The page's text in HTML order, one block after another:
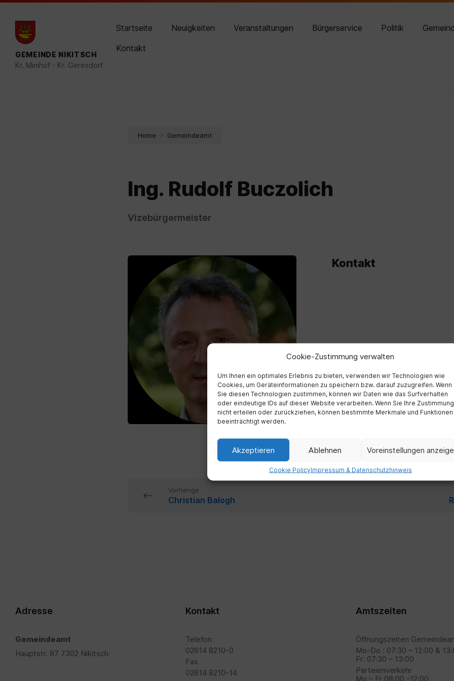
Cookie-Zustimmung verwalten
Um Ihnen ein optimales Erlebnis zu bieten, verwenden wir Technologien wie
Cookies, um Geräteinformationen zu speichern bzw. darauf zuzugreifen. Wenn
Sie diesen Technologien zustimmen, können wir Daten wie das Surfverhalten
oder eindeutige IDs auf dieser Website verarbeiten. Wenn Sie Ihre Zustimmung
nicht erteilen oder zurückziehen, können bestimmte Merkmale und Funktionen
beeinträchtigt werden.
Akzeptieren Ablehnen Voreinstellungen
Cookie PolicyImpressum & Datenschutzhinweis
Skip
content
Skip
main
navigation
Skip
footer
GEMEINDE NIKITSCH
Kr. Minihof - Kr. Geresdorf
Startseite Neuigkeiten Veranstaltungen Bürgerservice Politik
Kontakt
Home Gemeindeamt
Ing. Rudolf Buczolich
Vizebürgermeister
Kontakt
Vorherige
Christian Balogh
Adresse
Gemeindeamt
Hauptstr. 87 7302 Nikitsch
Kontakt
Telefon
02614 8210-0
Fax
02614 8210-14
Amtszeiten
Öffnungszeiten
Mo-Do : 07:30 – 12:00 &
Fr: 07:30 – 13:00
Parteienverkehr
Mo – Fr 08:00 -12:00